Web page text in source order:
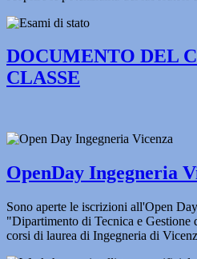
DOCUMENTO DEL
CLASSE
OpenDay Ingegneria
Sono aperte le iscrizioni all'Open
"Dipartimento di Tecnica e Gestione
corsi di laurea di Ingegneria di